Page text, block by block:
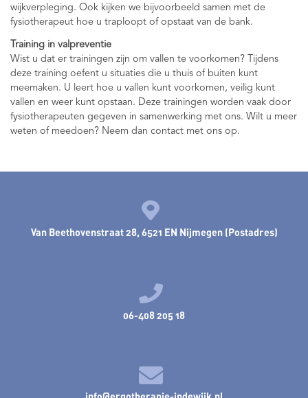
wijkverpleging. Ook kijken we bijvoorbeeld samen met de
fysiotherapeut hoe u traploopt of opstaat van de bank.
Training in valpreventie
Wist u dat er trainingen zijn om vallen te voorkomen? Tijdens
deze training oefent u situaties die u thuis of buiten kunt
meemaken. U leert hoe u vallen kunt voorkomen, veilig kunt
vallen en weer kunt opstaan. Deze trainingen worden vaak door
fysiotherapeuten gegeven in samenwerking met ons. Wilt u meer
weten of meedoen? Neem dan contact met ons op.
Van Beethovenstraat 28, 6521 EN Nijmegen (Postadres)
06-408 205 18